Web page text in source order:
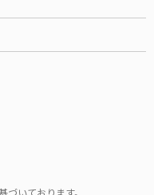
いております。